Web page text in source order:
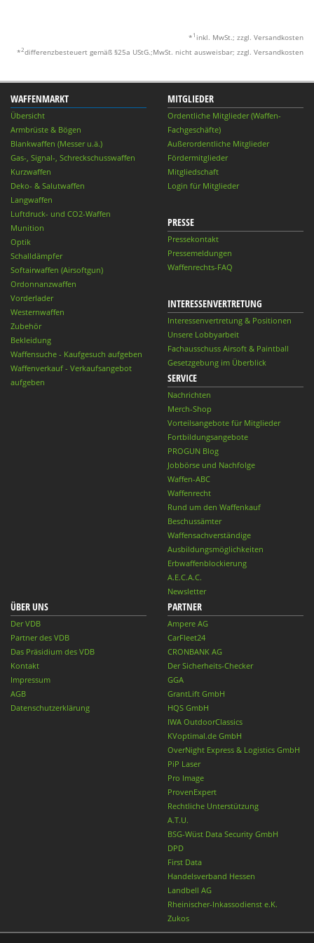
* 1 inkl. MwSt.; zzgl. Versandkosten
*2differenzbesteuert gemäß §25a UStG.;MwSt. nicht ausweisbar; zzgl. Versandkosten
WAFFENMARKT
Übersicht
Armbrüste & Bögen
Blankwaffen (Messer u.ä.)
Gas-, Signal-, Schreckschusswaffen
Kurzwaffen
Deko- & Salutwaffen
Langwaffen
Luftdruck- und CO2-Waffen
Munition
Optik
Schalldämpfer
Softairwaffen (Airsoftgun)
Ordonnanzwaffen
Vorderlader
Westernwaffen
Zubehör
Bekleidung
Waffensuche - Kaufgesuch aufgeben
Waffenverkauf - Verkaufsangebot
aufgeben
MITGLIEDER
Ordentliche Mitglieder (Waffen-
Fachgeschäfte)
Außerordentliche Mitglieder
Fördermitglieder
Mitgliedschaft
Login für Mitglieder
PRESSE
Pressekontakt
Pressemeldungen
Waffenrechts-FAQ
INTERESSENVERTRETUNG
Interessenvertretung & Positionen
Unsere Lobbyarbeit
Fachausschuss Airsoft & Paintball
Gesetzgebung im Überblick
SERVICE
Nachrichten
Merch-Shop
Vorteilsangebote für Mitglieder
Fortbildungsangebote
PROGUN Blog
Jobbörse und Nachfolge
Waffen-ABC
Waffenrecht
Rund um den Waffenkauf
Beschussämter
Waffensachverständige
Ausbildungsmöglichkeiten
Erbwaffenblockierung
A.E.C.A.C.
Newsletter
ÜBER UNS
Der VDB
Partner des VDB
Das Präsidium des VDB
Kontakt
Impressum
AGB
Datenschutzerklärung
PARTNER
Ampere AG
CarFleet24
CRONBANK AG
Der Sicherheits-Checker
GGA
GrantLift GmbH
HQS GmbH
IWA OutdoorClassics
KVoptimal.de GmbH
OverNight Express & Logistics GmbH
PiP Laser
Pro Image
ProvenExpert
Rechtliche Unterstützung
A.T.U.
BSG-Wüst Data Security GmbH
DPD
First Data
Handelsverband Hessen
Landbell AG
Rheinischer-Inkassodienst e.K.
Zukos